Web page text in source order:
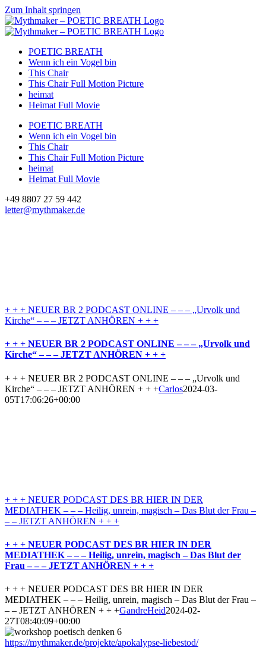
Zum Inhalt springen
POETIC BREATH
Wenn ich ein Vogel bin
This Chair
This Chair Full Motion Picture
heimat
Heimat Full Movie
POETIC BREATH
Wenn ich ein Vogel bin
This Chair
This Chair Full Motion Picture
heimat
Heimat Full Movie
+49 8807 27 59 442
letter@mythmaker.de
+ + + NEUER BR 2 PODCAST ONLINE – – – „Urvolk und
Kirche“ – – – JETZT ANHÖREN + + +
+ + + NEUER BR 2 PODCAST ONLINE – – – „Urvolk und
Kirche“ – – – JETZT ANHÖREN + + +
+ + + NEUER BR 2 PODCAST ONLINE – – – „Urvolk und
Kirche“ – – – JETZT ANHÖREN + + +Carlos2024-03-
05T17:06:26+00:00
+ + + NEUER PODCAST DES BR HIER IN DER
MEDIATHEK – – – Heilig, unrein, magisch – Das Blut der Frau –
– – JETZT ANHÖREN + + +
+ + + NEUER PODCAST DES BR HIER IN DER
MEDIATHEK – – – Heilig, unrein, magisch – Das Blut der
Frau – – – JETZT ANHÖREN + + +
+ + + NEUER PODCAST DES BR HIER IN DER
MEDIATHEK – – – Heilig, unrein, magisch – Das Blut der Frau –
– – JETZT ANHÖREN + + +GandreHeid2024-02-
27T08:40:09+00:00
https://mythmaker.de/projekte/apokalypse-liebestod/